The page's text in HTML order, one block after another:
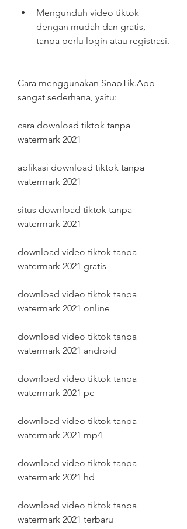
Mengunduh video tiktok
dengan mudah dan gratis,
tanpa perlu login atau registrasi.
Cara menggunakan SnapTik.App
sangat sederhana, yaitu:
cara download tiktok tanpa
watermark 2021
aplikasi download tiktok tanpa
watermark 2021
situs download tiktok tanpa
watermark 2021
download video tiktok tanpa
watermark 2021 gratis
download video tiktok tanpa
watermark 2021 online
download video tiktok tanpa
watermark 2021 android
download video tiktok tanpa
watermark 2021 pc
download video tiktok tanpa
watermark 2021 mp4
download video tiktok tanpa
watermark 2021 hd
download video tiktok tanpa
watermark 2021 terbaru